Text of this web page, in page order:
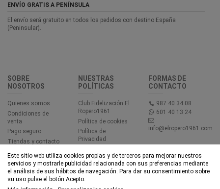
ENVÍO GRATIS A PENÍNSULA
El envío será gratuito en todos los pedidos con destino España
(Peninsular).
SOBRE
NOSOTROS
Quienes somos
Condiciones de
venta
Pago seguro
Tiendas y contacto
NUESTRAS
POLÍTICAS
Club Fidelización El
Ropero1961
Política de cookies
Política de
Privacidad
Accesibilidad
FORMAS DE
CONTACTO
987 40 34 08
601 40 13 24
info@elropero1961.com
Este sitio web utiliza cookies propias y de terceros para mejorar nuestros
servicios y mostrarle publicidad relacionada con sus preferencias mediante
el análisis de sus hábitos de navegación. Para dar su consentimiento sobre
su uso pulse el botón Acepto.